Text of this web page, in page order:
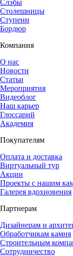
Слэбы
Столешницы
Ступени
Бордюр
Компания
О нас
Новости
Статьи
Мероприятия
Видеоблог
Наш карьер
Глоссарий
Академия
Покупателям
Оплата и доставка
Виртуальный тур
Акции
Проекты с нашим
Галерея вдохновения
Партнерам
Дизайнерам и
Обработчикам камня
Строительным
Сотрудничество